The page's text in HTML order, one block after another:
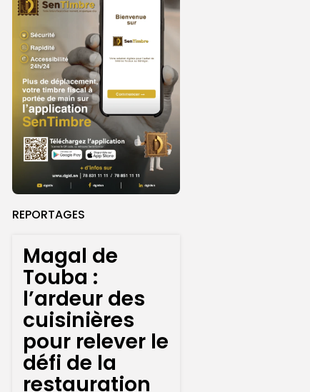
REPORTAGES
Magal de
Touba :
l’ardeur des
cuisinières
pour relever le
défi de la
restauration